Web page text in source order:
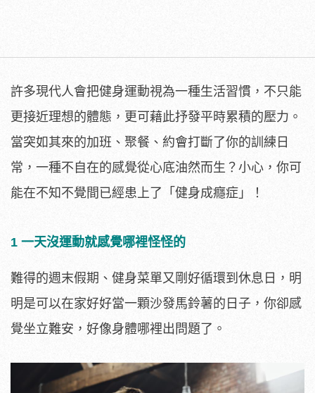
許多現代人會把健身運動視為一種生活習慣，不只能
更接近理想的體態，更可藉此抒發平時累積的壓力。
當突如其來的加班、聚餐、約會打斷了你的訓練日
常，一種不自在的感覺從心底油然而生？小心，你可
能在不知不覺間已經患上了「健身成癮症」！
1 一天沒運動就感覺哪裡怪怪的
難得的週末假期、健身菜單又剛好循環到休息日，明
明是可以在家好好當一顆沙發馬鈴薯的日子，你卻感
覺坐立難安，好像身體哪裡出問題了。